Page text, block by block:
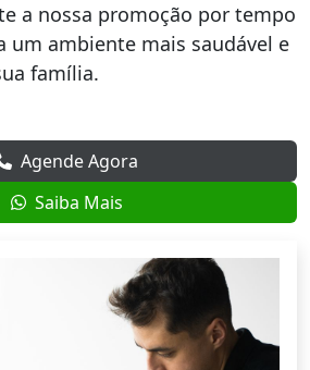
a nossa promoção por tempo
um ambiente mais saudável e
família.
Agende Agora
Saiba Mais